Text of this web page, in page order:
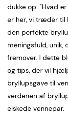
dukke op: "Hvad
er her, vi træder til
den perfekte
meningsfuld, unik,
fremover. I dette
og tips, der vil
bryllupsgave til
verdenen af
elskede vennepar.